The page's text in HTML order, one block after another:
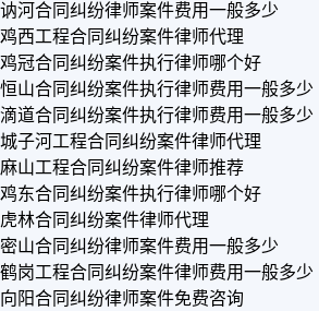
讷河合同纠纷律师案件费用一般多少
鸡西工程合同纠纷案件律师代理
鸡冠合同纠纷案件执行律师哪个好
恒山合同纠纷案件执行律师费用一般多少
滴道合同纠纷案件执行律师费用一般多少
城子河工程合同纠纷案件律师代理
麻山工程合同纠纷案件律师推荐
鸡东合同纠纷案件执行律师哪个好
虎林合同纠纷案件律师代理
密山合同纠纷律师案件费用一般多少
鹤岗工程合同纠纷案件律师费用一般多少
向阳合同纠纷律师案件免费咨询